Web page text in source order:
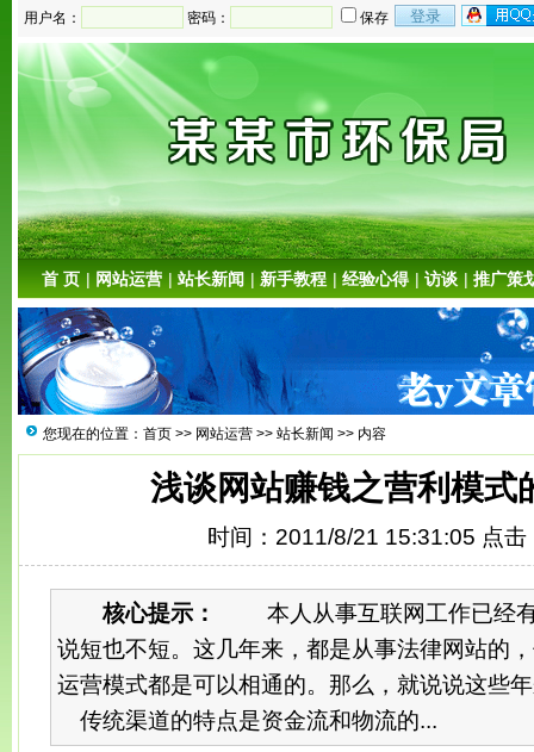
用户名： 密码： 保存
首 页 | 网站运营 |站长新闻 | 新手教程 | 经验心得 | 访谈 | 推广策
您现在的位置： 首页 >> 网站运营 >> 站长新闻 >> 内容
浅谈网站赚钱之营利模式
时间：2011/8/21 15:31:05 点击
核心提示：
本人从事互联网工作已经有
说短也不短。这几年来，都是从事法律网站的
运营模式都是可以相通的。那么，就说说这
传统渠道的特点是资金流和物流的...